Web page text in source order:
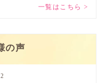
一覧はこちら >
の声